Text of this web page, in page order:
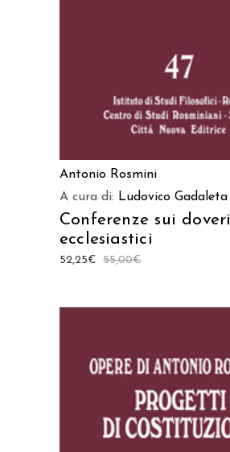
Antonio Rosmini
A cura di: Ludovico Gadaleta
Conferenze sui doveri
ecclesiastici
55,00€
52,25€